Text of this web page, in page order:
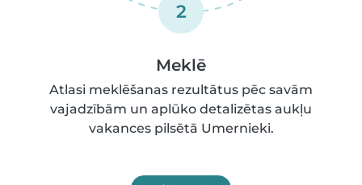
2
Meklē
Atlasi meklēšanas rezultātus pēc savām
vajadzībām un aplūko detalizētas aukļu
vakances pilsētā Umernieki.